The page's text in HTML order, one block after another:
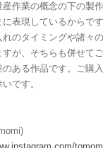
作業の概念の下の製
表現しているからで
のタイミングや諸々
が、そちらも併せて
ある作品です。ご購
です。